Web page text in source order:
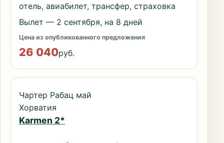
отель, авиабилет, трансфер, страховка
Вылет — 2 сентября, на 8 дней
Цена из опубликованного предложения
26 040руб.
Чартер Рабац май
Хорватия
Karmen 2*